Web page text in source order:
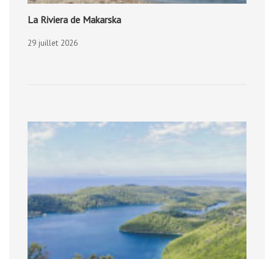
La Riviera de Makarska
29 juillet 2026